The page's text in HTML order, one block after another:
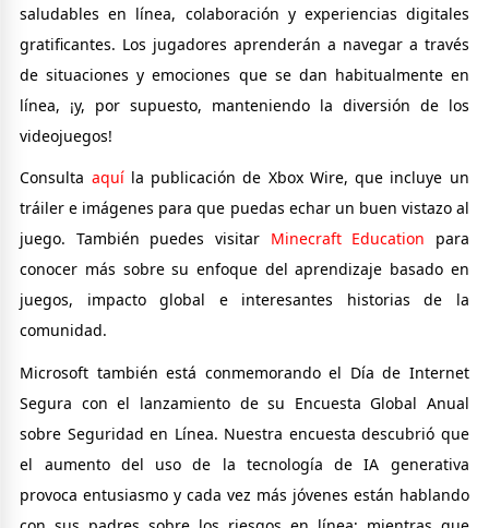
saludables en línea, colaboración y experiencias digitales
gratificantes. Los jugadores aprenderán a navegar a través
de situaciones y emociones que se dan habitualmente en
línea, ¡y, por supuesto, manteniendo la diversión de los
videojuegos!
Consulta aquíla publicación de Xbox Wire, que incluye un
tráiler e imágenes para que puedas echar un buen vistazo al
juego. También puedes visitar Minecraft Education para
conocer más sobre su enfoque del aprendizaje basado en
juegos, impacto global e interesantes historias de la
comunidad.
Microsoft también está conmemorando el Día de Internet
Segura con el lanzamiento de su Encuesta Global Anual
sobre Seguridad en Línea. Nuestra encuesta descubrió que
el aumento del uso de la tecnología de IA generativa
provoca entusiasmo y cada vez más jóvenes están hablando